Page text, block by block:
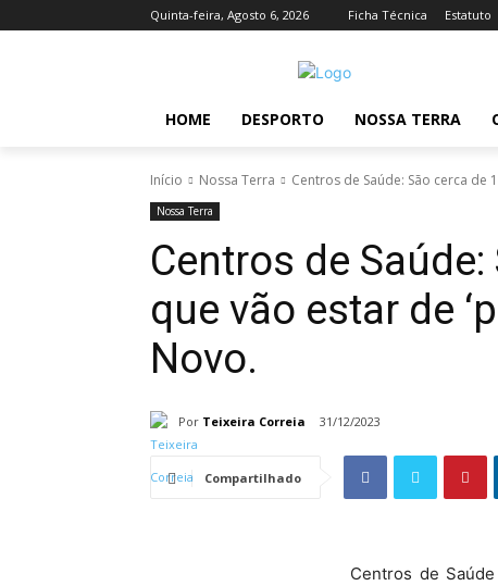
Quinta-feira, Agosto 6, 2026 Ficha Técnica Estatuto
HOME DESPORTO NOSSA TERRA
Início Nossa Terra Centros de Saúde: São cerca de
Nossa Terra
Centros de
que vão estar de
Novo.
Por Teixeira Correia 31/12/2023
Compartilhado
Centros de